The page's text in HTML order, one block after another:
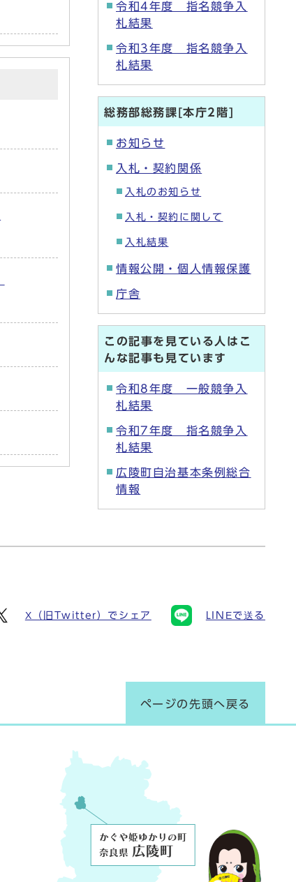
令和4年度 指名競争入
札結果
令和3年度 指名競争入
札結果
総務部総務課[本庁2階]
お知らせ
入札・契約関係
入札のお知らせ
入札・契約に関して
入札結果
情報公開・個人情報保護
庁舎
この記事を見ている人はこ
んな記事も見ています
令和8年度 一般競争入
札結果
令和7年度 指名競争入
札結果
広陵町自治基本条例総合
情報
X（旧Twitter）でシェア LINEで送る
ページの先頭へ戻る